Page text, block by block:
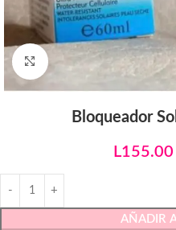
Click to enlarge
Bloqueador
L155.00
AÑADIR